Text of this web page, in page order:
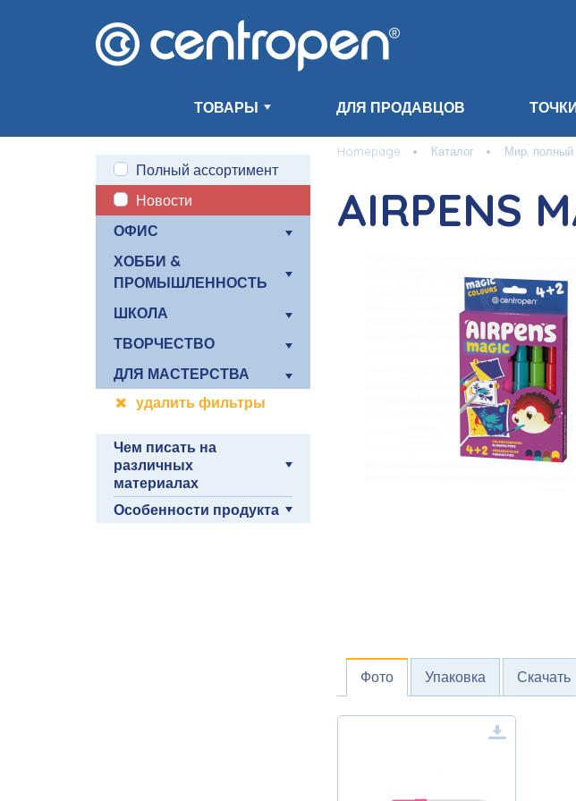
ТОВАРЫ ДЛЯ ПРОДАВЦОВ
Полный ассортимент
Новости
ОФИС
ХОББИ &
ПРОМЫШЛЕННОСТЬ
ШКОЛА
ТВОРЧЕСТВО
ДЛЯ МАСТЕРСТВА
удалить фильтры
Чем писать на
различных
материалах
Особенности продукта
Homepage Каталог Мир, полный
AIRPENS
Фото Упаковка Скачать